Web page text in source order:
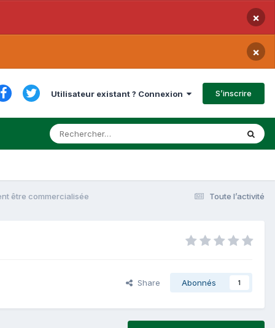
×
×
Utilisateur existant ? Connexion S’inscrire
Toute l’activité
être commercialisée
Share Abonnés 1